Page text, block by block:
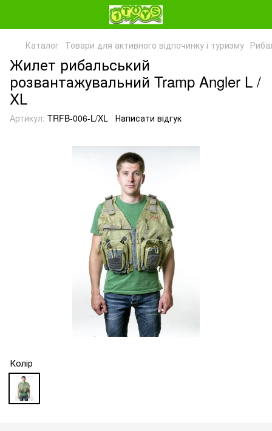
Каталог Товари для активного відпочинку і туризму
Жилет рибальський
розвантажувальний Tramp Angler L /
XL
Артикул: TRFB-006-L/XL Написати відгук
Колір